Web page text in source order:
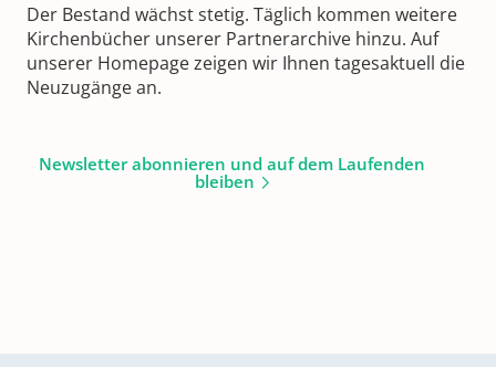
Der Bestand wächst stetig. Täglich kommen weitere
Kirchenbücher unserer Partnerarchive hinzu. Auf
unserer Homepage zeigen wir Ihnen tagesaktuell die
Neuzugänge an.
Newsletter abonnieren und auf dem Laufenden
bleiben